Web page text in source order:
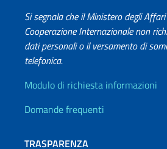
Si segnala che il Ministero degli
Cooperazione Internazionale non
dati personali o il versamento di
telefonica.
Info utili
Modulo di richiesta informazioni
Domande frequenti
TRASPARENZA